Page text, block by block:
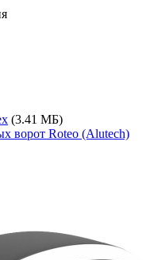
(3.41 МБ)
ворот Roteo (Alutech)